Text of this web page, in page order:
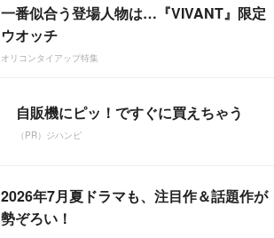
一番似合う登場人物は…『VIVANT』限定
ウオッチ
オリコンタイアップ特集
自販機にピッ！ですぐに買えちゃう
（PR）ジハンピ
2026年7月夏ドラマも、注目作＆話題作が
勢ぞろい！